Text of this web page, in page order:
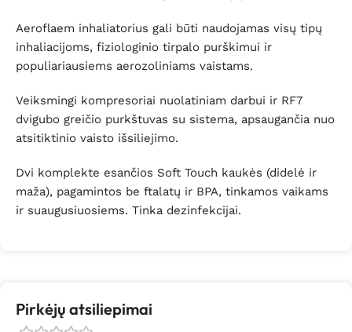
Aeroflaem inhaliatorius gali būti naudojamas visų tipų
inhaliacijoms, fiziologinio tirpalo purškimui ir
populiariausiems aerozoliniams vaistams.
Veiksmingi kompresoriai nuolatiniam darbui ir RF7
dvigubo greičio purkštuvas su sistema, apsaugančia nuo
atsitiktinio vaisto išsiliejimo.
Dvi komplekte esančios Soft Touch kaukės (didelė ir
maža), pagamintos be ftalatų ir BPA, tinkamos vaikams
ir suaugusiuosiems. Tinka dezinfekcijai.
Pirkėjų atsiliepimai